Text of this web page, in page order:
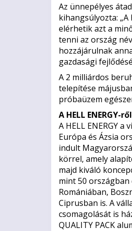
Az ünnepélyes
kihangsúlyozta:
elérhetik azt a
tenni az ország
hozzájárulnak
gazdasági
A 2 milliárdos
telepítése
próbaüzem
A HELL ENERGY-
A HELL ENERGY
Európa és Ázsia
indult
körrel, amely
majd kiváló
mint 50
Romániában,
Ciprusban is. A
csomagolását is
QUALITY PACK